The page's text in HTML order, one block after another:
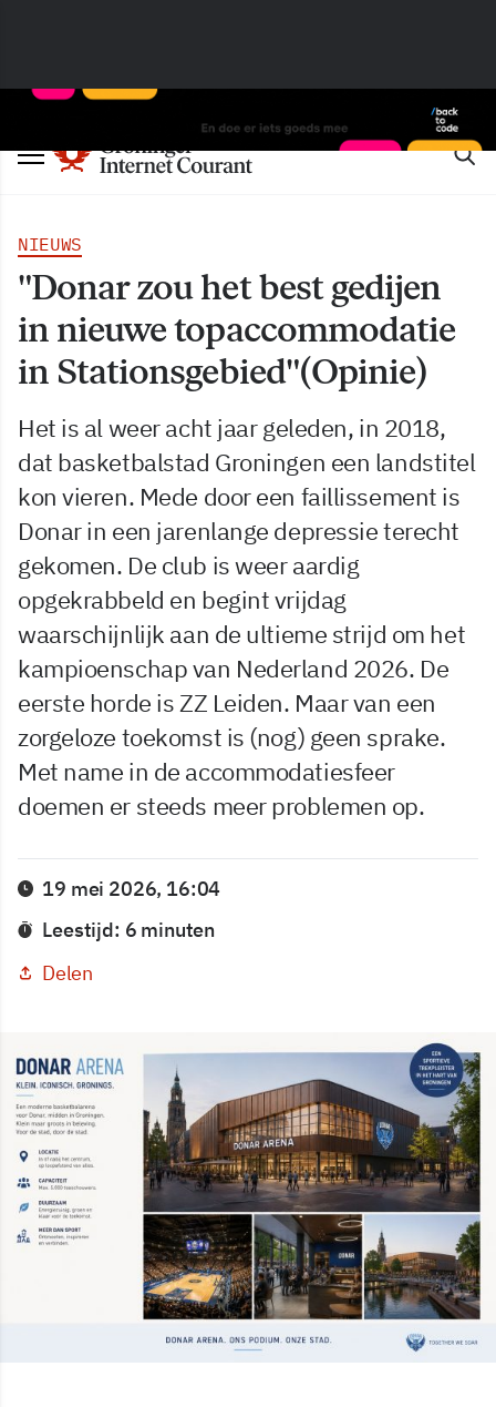
NIEUWS
"Donar zou het best gedijen
in nieuwe topaccommodatie
in Stationsgebied"(Opinie)
Het is al weer acht jaar geleden, in 2018,
dat basketbalstad Groningen een landstitel
kon vieren. Mede door een faillissement is
Donar in een jarenlange depressie terecht
gekomen. De club is weer aardig
opgekrabbeld en begint vrijdag
waarschijnlijk aan de ultieme strijd om het
kampioenschap van Nederland 2026. De
eerste horde is ZZ Leiden. Maar van een
zorgeloze toekomst is (nog) geen sprake.
Met name in de accommodatiesfeer
doemen er steeds meer problemen op.
19 mei 2026, 16:04
Leestijd: 6 minuten
Delen